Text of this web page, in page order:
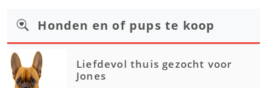
Honden en of pups te koop
Liefdevol thuis gezocht voor
Jones